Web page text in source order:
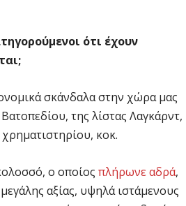
ότι έχουν
σκάνδαλα στην χώρα μας
της λίστας Λαγκάρντ,
κοκ.
ο οποίος πλήρωνε αδρά,
αξίας, υψηλά ιστάμενους